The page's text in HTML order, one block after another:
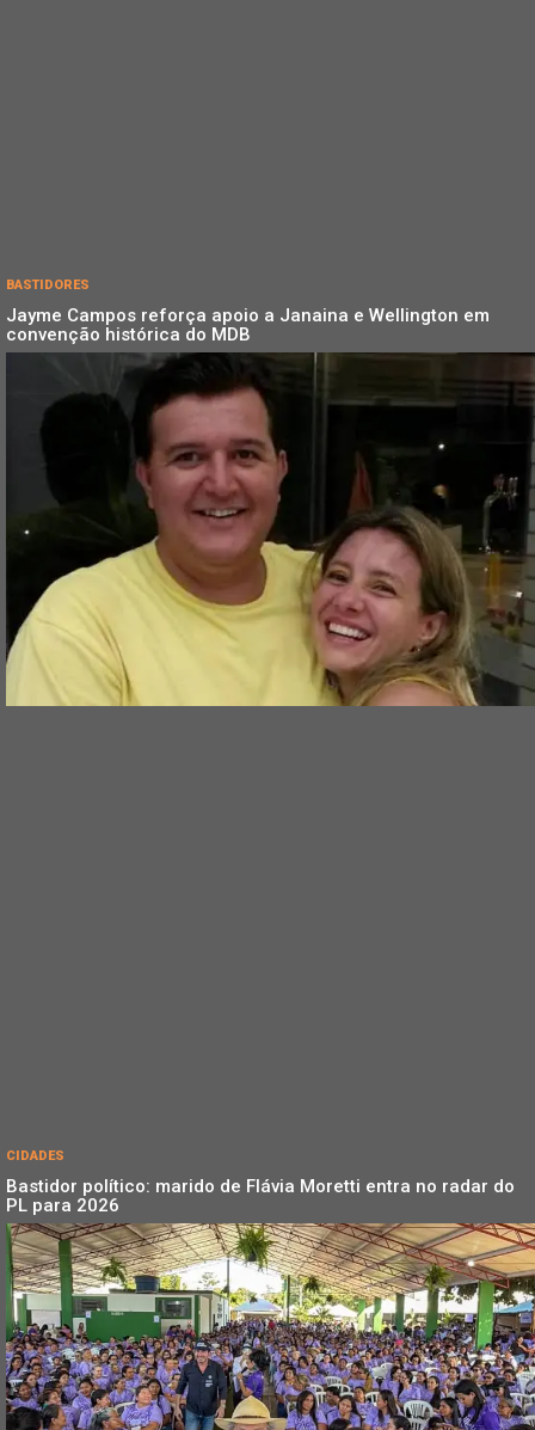
BASTIDORES
Jayme Campos reforça apoio a Janaina e Wellington em
convenção histórica do MDB
CIDADES
Bastidor político: marido de Flávia Moretti entra no radar do
PL para 2026